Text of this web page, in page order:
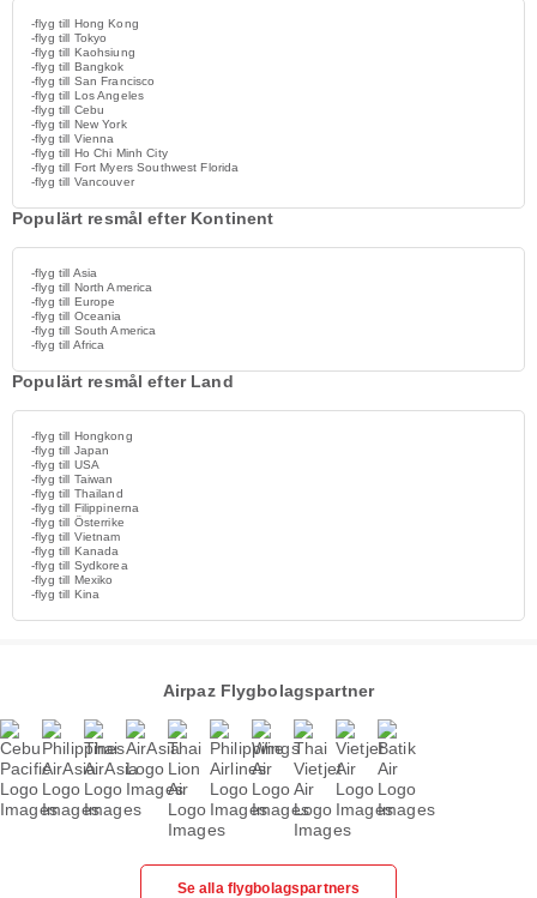
-flyg till Hong Kong
-flyg till Tokyo
-flyg till Kaohsiung
-flyg till Bangkok
-flyg till San Francisco
-flyg till Los Angeles
-flyg till Cebu
-flyg till New York
-flyg till Vienna
-flyg till Ho Chi Minh City
-flyg till Fort Myers Southwest Florida
-flyg till Vancouver
Populärt resmål efter Kontinent
-flyg till Asia
-flyg till North America
-flyg till Europe
-flyg till Oceania
-flyg till South America
-flyg till Africa
Populärt resmål efter Land
-flyg till Hongkong
-flyg till Japan
-flyg till USA
-flyg till Taiwan
-flyg till Thailand
-flyg till Filippinerna
-flyg till Österrike
-flyg till Vietnam
-flyg till Kanada
-flyg till Sydkorea
-flyg till Mexiko
-flyg till Kina
Airpaz Flygbolagspartner
Se alla flygbolagspartners